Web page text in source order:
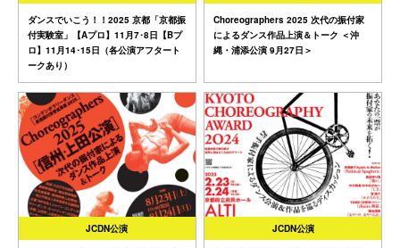
ダンスでいこう！！2025 京都「京都振
付実験室」【Aプロ】11月7･8日【Bプ
ロ】11月14･15日（各公演アフタート
ークあり）
Choreographers 2025 次代の振付家
によるダンス作品上演＆トーク ＜沖
縄・浦添公演 9月27日＞
JCDN公演 JCDN公演